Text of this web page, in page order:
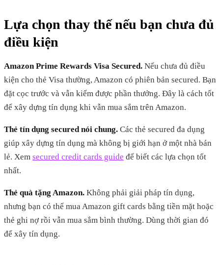
Lựa chọn thay thế nếu bạn chưa đủ
điều kiện
Amazon Prime Rewards Visa Secured. Nếu chưa đủ điều
kiện cho thẻ Visa thường, Amazon có phiên bản secured. Bạn
đặt cọc trước và vẫn kiếm được phần thưởng. Đây là cách tốt
để xây dựng tín dụng khi vẫn mua sắm trên Amazon.
Thẻ tín dụng secured nói chung. Các thẻ secured đa dụng
giúp xây dựng tín dụng mà không bị giới hạn ở một nhà bán
lẻ. Xem secured credit cards guide để biết các lựa chọn tốt
nhất.
Thẻ quà tặng Amazon. Không phải giải pháp tín dụng,
nhưng bạn có thể mua Amazon gift cards bằng tiền mặt hoặc
thẻ ghi nợ rồi vẫn mua sắm bình thường. Dùng thời gian đó
để xây tín dụng.